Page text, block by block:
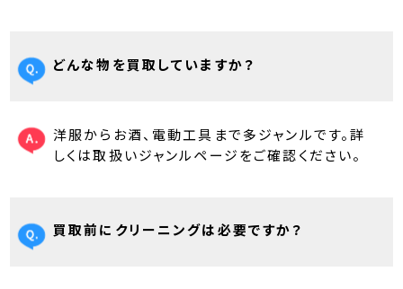
どんな物を買取していますか？
洋服からお酒、電動工具まで多ジャンルです。詳
しくは取扱いジャンルページをご確認ください。
買取前にクリーニングは必要ですか？